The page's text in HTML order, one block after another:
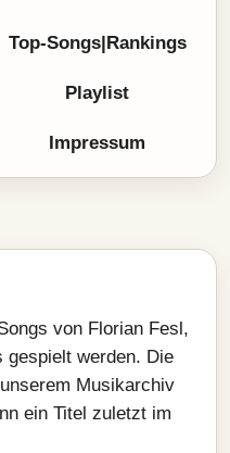
Top-Songs|Rankings
Playlist
Impressum
von Florian Fesl,
gespielt werden. Die
Musikarchiv
ein Titel zuletzt im